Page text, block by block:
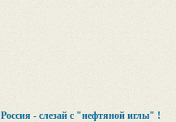
Россия - слезай с "нефтяной иглы" !